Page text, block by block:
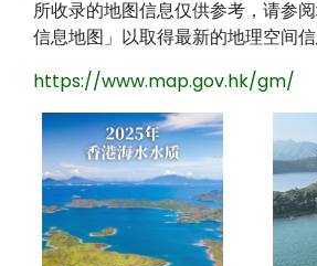
所收录的地图信息仅供参考，请参
信息地图」以取得最新的地理空间信
https://www.map.gov.hk/gm/